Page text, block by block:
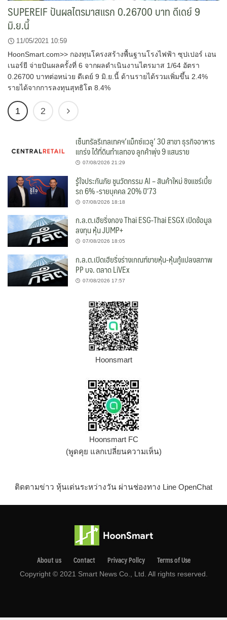
SUPEREIF ปันผลไตรมาสแรก 0.26700 บาท ดีเดย์ 9
มิ.ย.นี้
11/05/2021 10:59
HoonSmart.com>> กองทุนโครงสร้างพื้นฐานโรงไฟฟ้า ซุปเปอร์ เอน
เนอร์ยี จ่ายปันผลครั้งที่ 6 จากผลดำเนินงานไตรมาส 1/64 อัตรา
0.26700 บาทต่อหน่วย ดีเดย์ 9 มิ.ย.นี้ ด้านรายได้รวมเพิ่มขึ้น 2.4%
รายได้จากการลงทุนสุทธิโต 8.4%
1 2
เซ็นทรัลรีเทลเทคฯ’แม็กซ์แวลู’ 30 สาขา ธุรกิจอาหาร
แกร่ง ได้ที่ดินทำเลทอง ลูกค้าพุ่ง 9 แสนราย
07/08/2026 21:29
รู้ใจประกันภัย ชูนวัตกรรม AI – สินค้าใหม่ ชิงแชร์เบี้ย
รถ 6% -รายบุคคล 20% ปี’73
07/08/2026 18:18
ก.ล.ต.เฮียริ่งกอง Thai ESG-Thai ESGX เปิดข้อมูล
ลงทุน หุ้น JUMP+
07/08/2026 18:05
ก.ล.ต.เปิดเฮียริ่งร่างเกณฑ์ขายหุ้น-หุ้นกู้แปลงสภาพ
PP บจ. ตลาด LiVEx
07/08/2026 17:57
Hoonsmart
Hoonsmart FC
(พูดคุย แลกเปลี่ยนความเห็น)
ติดตามข่าว หุ้นเด่นระหว่างวัน ผ่านช่องทาง Line OpenChat
About us Contact Privacy Pollcy Terms of Use
Copyright © 2021 Smart News Co., Ltd. All rights reserved.